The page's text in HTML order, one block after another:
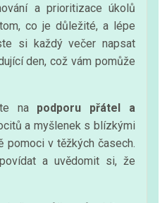
a prioritizace úkolů
co je důležité, a lépe
si každý večer napsat
den, což vám pomůže
na podporu přátel a
a myšlenek s blízkými
pomoci v těžkých časech.
a uvědomit si, že